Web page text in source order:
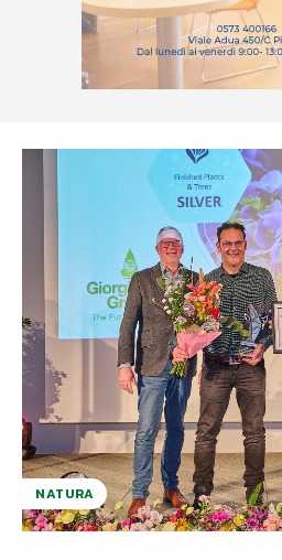
NATURA